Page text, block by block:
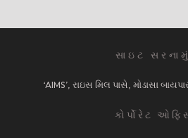
સાઇટ
‘AIMS’, રાઇસ મિલ પાસે, મોડાસા
કોર્પોરેટ